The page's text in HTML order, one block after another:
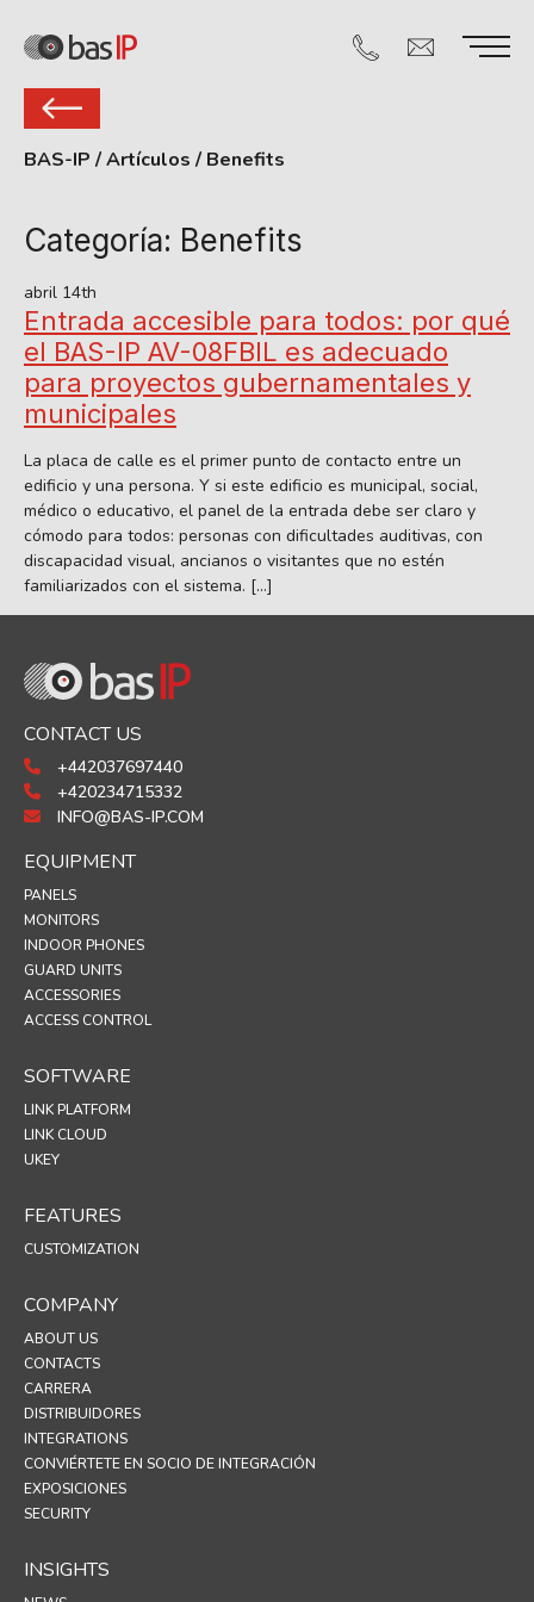
BAS-IP /Artículos / Benefits
Categoría: Benefits
abril 14th
Entrada accesible para todos: por qué
el BAS-IP AV-08FBIL es adecuado
para proyectos gubernamentales y
municipales
La placa de calle es el primer punto de contacto entre un
edificio y una persona. Y si este edificio es municipal, social,
médico o educativo, el panel de la entrada debe ser claro y
cómodo para todos: personas con dificultades auditivas, con
discapacidad visual, ancianos o visitantes que no estén
familiarizados con el sistema. […]
CONTACT US
+442037697440
+420234715332
INFO@BAS-IP.COM
EQUIPMENT
PANELS
MONITORS
INDOOR PHONES
GUARD UNITS
ACCESSORIES
ACCESS CONTROL
SOFTWARE
LINK PLATFORM
LINK CLOUD
UKEY
FEATURES
CUSTOMIZATION
COMPANY
ABOUT US
CONTACTS
CARRERA
DISTRIBUIDORES
INTEGRATIONS
CONVIÉRTETE EN SOCIO DE INTEGRACIÓN
EXPOSICIONES
SECURITY
INSIGHTS